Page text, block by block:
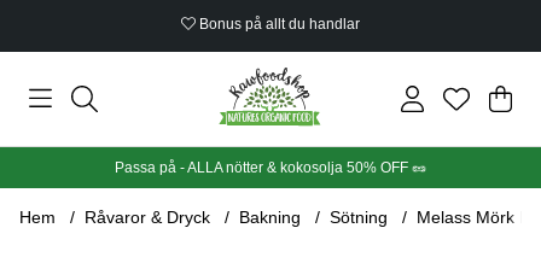
Bonus på allt du handlar
Din
.
Passa på - ALLA nötter & kokosolja 50% OFF 🥜
Hem Råvaror & Dryck Bakning Sötning Melass Mörk